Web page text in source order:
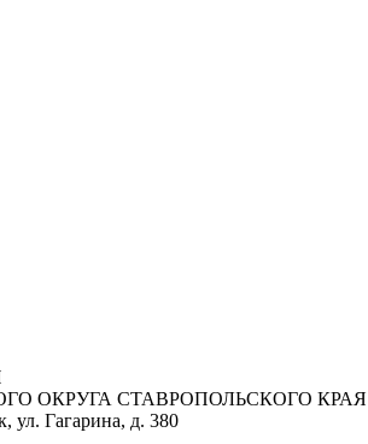
ОКРУГА СТАВРОПОЛЬСКОГО КРАЯ
ул. Гагарина, д. 380